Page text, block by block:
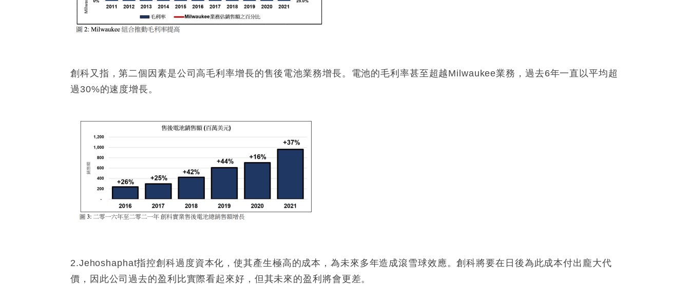
創科又指，第二個因素是公司高毛利率增長的售後電池業務增長。電池的毛利率甚至超越Milwaukee業務，過去6年一直以平均超
過30%的速度增長。
2.Jehoshaphat指控創科過度資本化，使其產生極高的成本，為未來多年造成滾雪球效應。創科將要在日後為此成本付出龐大代
價，因此公司過去的盈利比實際看起來好，但其未來的盈利將會更差。